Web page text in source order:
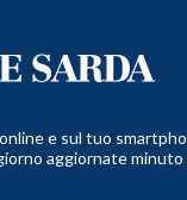
e sul tuo
aggiornate